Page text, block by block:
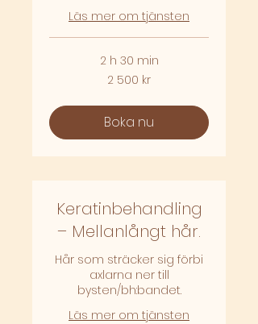
Läs mer om tjänsten
2 h 30 min
2 500 kr
Boka nu
Keratinbehandling
– Mellanlångt hår.
Hår som sträcker sig förbi
axlarna ner till
bysten/bh:bandet.
Läs mer om tjänsten